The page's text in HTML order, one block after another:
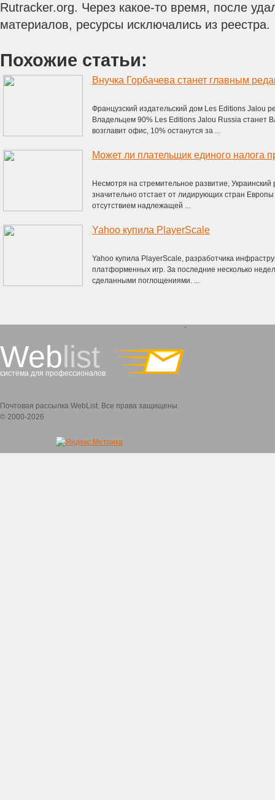
Rutracker.org. Через какое-то время, после
материалов, ресурсы исключались из реестра.
Похожие статьи:
Внучка Горбачева станет главным
Французский издательский дом Les Editions Jalou
Владельцем 90% Les Editions Jalou Russia станет
возглавит офис, 10% останутся за ...
Может ли плательщик единого налога
Несмотря на стремительное развитие,
значительно отстает от лидирующих стран
отсутствием надлежащей ...
Yahoo купила PlayerScale
Yahoo купила PlayerScale, разработчика
платформенных игр. За последние несколько
сделанными поглощениями. ...
Weblist
система для профессионалов
`
Почтовая рассылка WebList. Все права защищены.
© 2000-2026